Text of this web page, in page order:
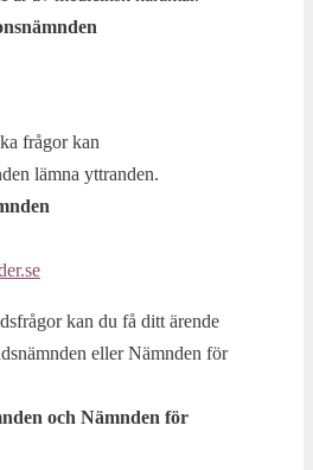
frågor kan
lämna yttranden.
kan du få ditt ärende
eller Nämnden för
och Nämnden för